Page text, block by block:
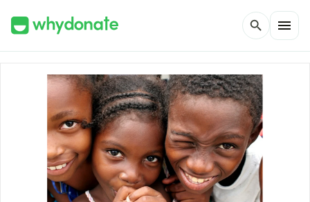
search menu